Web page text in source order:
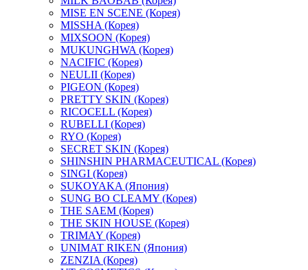
MISE EN SCENE (Корея)
MISSHA (Корея)
MIXSOON (Корея)
MUKUNGHWA (Корея)
NACIFIC (Корея)
NEULII (Корея)
PIGEON (Корея)
PRETTY SKIN (Корея)
RICOCELL (Корея)
RUBELLI (Корея)
RYO (Корея)
SECRET SKIN (Корея)
SHINSHIN PHARMACEUTICAL (Корея)
SINGI (Корея)
SUKOYAKA (Япония)
SUNG BO CLEAMY (Корея)
THE SAEM (Корея)
THE SKIN HOUSE (Корея)
TRIMAY (Корея)
UNIMAT RIKEN (Япония)
ZENZIA (Корея)